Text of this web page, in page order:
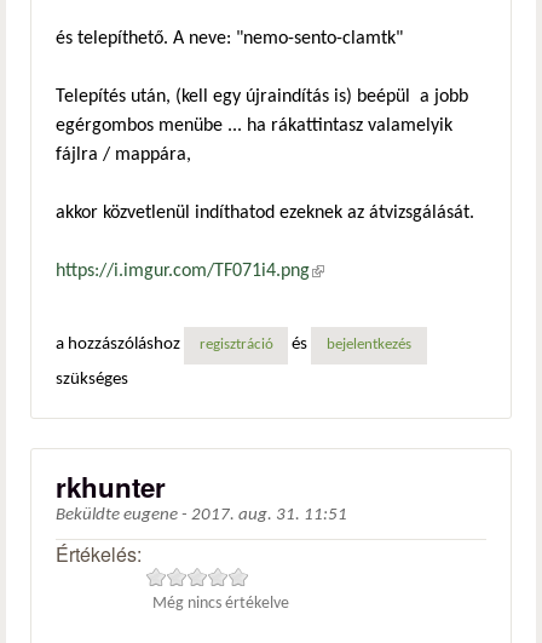
és telepíthető. A neve: "nemo-sento-clamtk"
Telepítés után, (kell egy újraindítás is) beépül a jobb
egérgombos menübe ... ha rákattintasz valamelyik
fájlra / mappára,
akkor közvetlenül indíthatod ezeknek az átvizsgálását.
https://i.imgur.com/TF071i4.png(külső hivatkozás)
a hozzászóláshoz regisztráció és bejelentkezés
szükséges
rkhunter
Beküldte eugene - 2017. aug. 31. 11:51
Értékelés:
Még nincs értékelve